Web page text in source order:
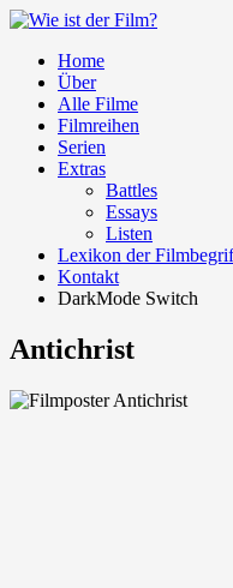
Home
Über
Alle Filme
Filmreihen
Serien
Extras
Battles
Essays
Listen
Lexikon der
Kontakt
DarkMode Switch
Antichrist